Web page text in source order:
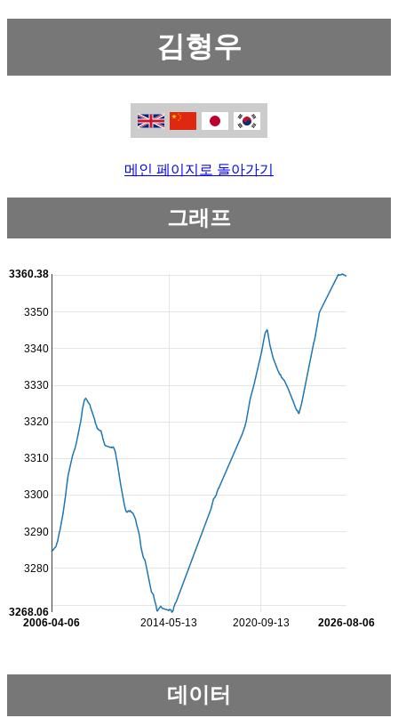
김형우
메인 페이지로 돌아가기
그래프
2014-05-13 2020-09-13
2006-04-06 2026-08-06
3280
3290
3300
3310
3320
3330
3340
3350
3268.06
3360.38
데이터